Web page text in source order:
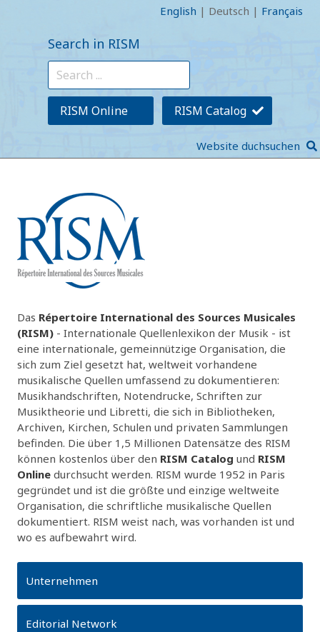
English | Deutsch | Français
Search in RISM
RISM Online RISM Catalog
Website duchsuchen
Das Répertoire International des Sources Musicales
(RISM) - Internationale Quellenlexikon der Musik - ist
eine internationale, gemeinnützige Organisation, die
sich zum Ziel gesetzt hat, weltweit vorhandene
musikalische Quellen umfassend zu dokumentieren:
Musikhandschriften, Notendrucke, Schriften zur
Musiktheorie und Libretti, die sich in Bibliotheken,
Archiven, Kirchen, Schulen und privaten Sammlungen
befinden. Die über 1,5 Millionen Datensätze des RISM
können kostenlos über den RISM Catalog und RISM
Online durchsucht werden. RISM wurde 1952 in Paris
gegründet und ist die größte und einzige weltweite
Organisation, die schriftliche musikalische Quellen
dokumentiert. RISM weist nach, was vorhanden ist und
wo es aufbewahrt wird.
Unternehmen
Editorial Network